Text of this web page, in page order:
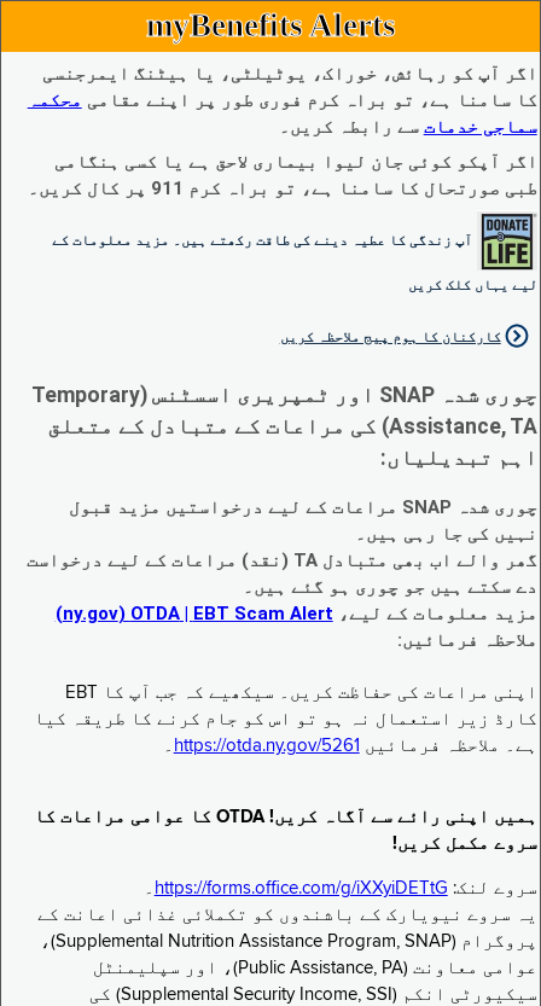
myBenefits Alerts
اگر آپ کو رہائش، خوراک، یوٹیلٹی، یا ہیٹنگ ایمرجنسی
کا سامنا ہے، تو براہ کرم فوری طور پر اپنے مقامی محکمہ
سماجی خدمات سے رابطہ کریں۔
اگر آپکو کوئی جان لیوا بیماری لاحق ہے یا کسی ہنگامی
طبی صورتحال کا سامنا ہے، تو براہ کرم 911 پر کال کریں۔
آپ زندگی کا عطیہ دینے کی طاقت رکھتے ہیں۔ مزید معلومات کے
لیے یہاں کلک کریں
کارکنان کا ہوم پیج ملاحظہ کریں
چوری شدہ SNAP اور ٹمپریری اسسٹنس (Temporary
Assistance, TA) کی مراعات کے متبادل کے متعلق
اہم تبدیلیاں:
چوری شدہ SNAP مراعات کے لیے درخواستیں مزید قبول
نہیں کی جا رہی ہیں۔
گھر والے اب بھی متبادل TA (نقد) مراعات کے لیے درخواست
دے سکتے ہیں جو چوری ہو گئے ہیں۔
مزید معلومات کے لیے، EBT Scam Alert ‏| OTDA ‏(ny.gov)
ملاحظہ فرمائیں:
اپنی مراعات کی حفاظت کریں۔ سیکھیے کہ جب آپ کا EBT
کارڈ زیر استعمال نہ ہو تو اس کو جام کرنے کا طریقہ کیا
ہے۔ ملاحظہ فرمائیں https://otda.ny.gov/5261 ۔
ہمیں اپنی رائے سے آگاہ کریں! OTDA کا عوامی مراعات کا
سروے مکمل کریں!
سروے لنک: https://forms.office.com/g/iXXyiDETtG ۔
یہ سروے نیویارک کے باشندوں کو تکملائی غذائی اعانت کے
پروگرام (Supplemental Nutrition Assistance Program, SNAP)،
عوامی معاونت (Public Assistance, PA)، اور سپلیمنٹل
سیکیورٹی انکم (Supplemental Security Income, SSI) کی